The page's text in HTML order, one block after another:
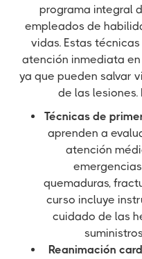
programa integral
empleados de
vidas. Estas
atención inmediata
ya que pueden salvar
de las
Técnicas de
aprenden a
atención
quemaduras,
curso incluye
cuidado de las
Reanimación